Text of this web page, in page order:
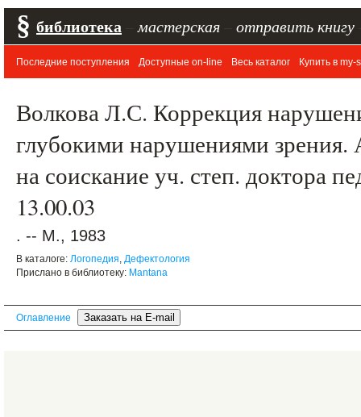
§ библиотека мастерская отправить книгу
Последние поступления Доступные on-line Весь каталог Купить в my-
Волкова Л.С. Коррекция
глубокими нарушениями зрения.
на соискание уч. степ. доктора
13.00.03
. -- М., 1983
В каталоге: Логопедия, Дефектология
Прислано в библиотеку: Mantana
Оглавление